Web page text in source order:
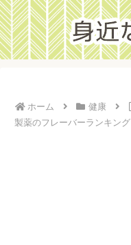
ホーム 健康
製薬のフレーバーランキング